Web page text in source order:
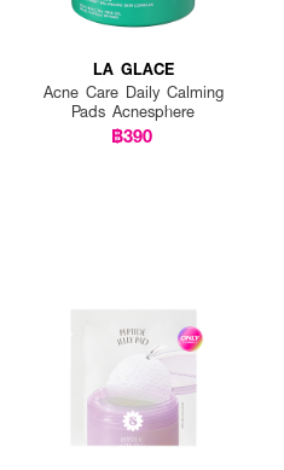
LA GLACE
Acne Care Daily Calming
Pads Acnesphere
฿390